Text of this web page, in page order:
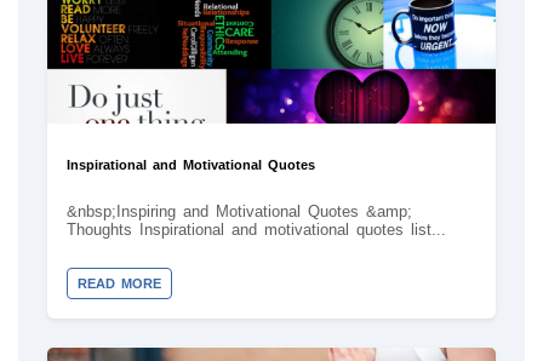
Inspirational and Motivational Quotes
&nbsp;Inspiring and Motivational Quotes &amp;
Thoughts Inspirational and motivational quotes list...
READ MORE